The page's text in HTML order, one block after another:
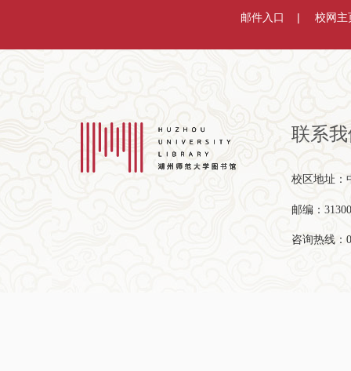
邮件入口 校网主
联系
校区地址：
邮编：
咨询热线：